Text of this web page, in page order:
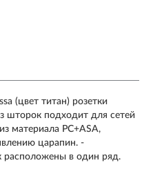
(цвет титан) розетки
шторок подходит для сетей
материала PС+ASA,
царапин. -
расположены в один ряд.